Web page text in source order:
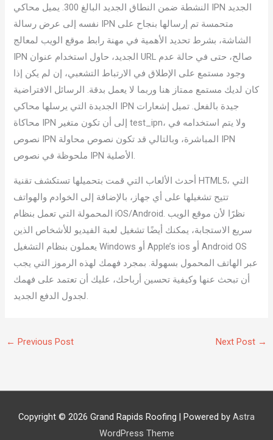
النشطة ضمن النطاق الجديد البالغ 300. يميل محاكي IPN الجديد
نفسه إلى عرض رسالة IPN متحمسة تم إرسالها بنجاح على
الشاشة، بشرط تحديد الأهمية في مهنة رابط موقع الويب لمعالج
IPN الجديد، حاول استخدام عنوان URL صالح، حتى في حالة عدم
وجود مستمع على الإطلاق في الارتباط التشعبي، إن لم يكن إذا
كان لديك مستمع ممتاز هنا وربما لا يعمل بدقة. الرسائل الافتراضية
الجديدة التي يرسلها محاكي IPN جيدة بالفعل. تميل إشعارات
محاكاة IPN إلى أن تكون متغير test_ipn، ولا يتم استخدامه في
نصوص IPN المباشرة، وبالتالي قد تكون نصوص محاولة IPN
ملحوظة في نصوص IPN الأصلية.
أحدث الألعاب التي قمت بتحميلها تستكشف تقنية HTML5، التي
تتيح تشغيلها على أي جهاز، بالإضافة إلى الخوادم والهواتف
المحمولة التي تعمل بنظام iOS/Android. نظرًا لأن موقع الويب
سريع الاستجابة، يمكنك أيضًا تشغيل لعبة الفيديو للأشخاص الذين
يعملون بنظام التشغيل Windows أو Apple’s ios أو Android OS
عبر الهاتف المحمول بسهولة. بمجرد فهمك لهذه الرموز التي يجب
أن تبحث عنها وكيفية تحسين أرباحك، عليك أن تعتمد على فهمك
لجدول الدفع الجديد.
← Previous Post Next Post →
Copyright © 2026 Grand Rapids Roofing | Powered by Astra
WordPress Theme